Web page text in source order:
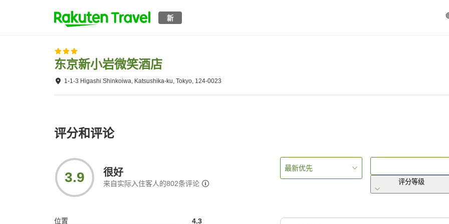
新
东京新小岩微笑酒店
1-1-3 Higashi Shinkoiwa, Katsushika-ku, Tokyo, 124-0023
评分和评论
3.9 很好
来自实际入住客人的802条评论
位置 4.3
最新优先
评分等级